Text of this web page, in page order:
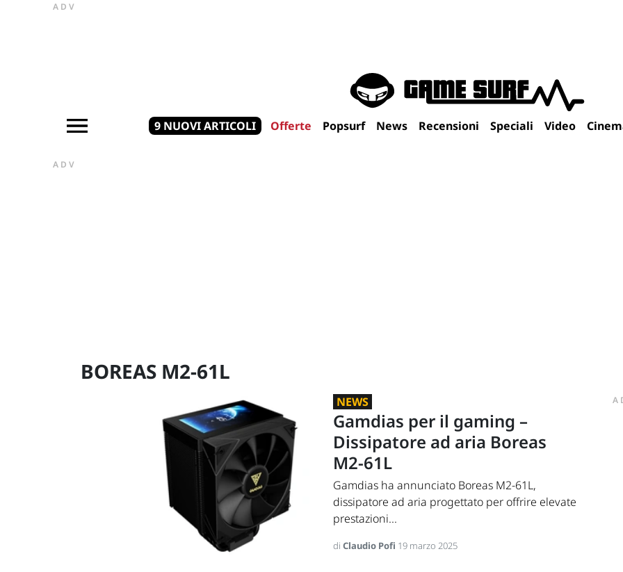
ADV
9 NUOVI ARTICOLI Offerte Popsurf News Recensioni Speciali Video
ADV
BOREAS M2-61L
NEWS
Gamdias per il gaming –
Dissipatore ad aria Boreas
M2-61L
Gamdias ha annunciato Boreas M2-61L,
dissipatore ad aria progettato per offrire elevate
prestazioni...
di Claudio Pofi 19 marzo 2025